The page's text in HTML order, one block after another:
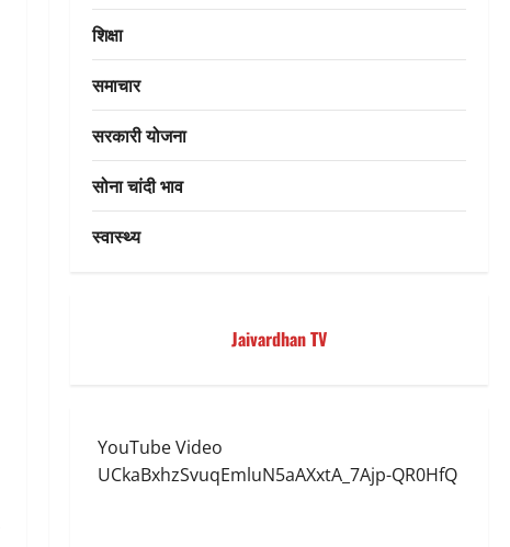
शिक्षा
समाचार
सरकारी योजना
सोना चांदी भाव
स्वास्थ्य
Jaivardhan TV
YouTube Video
UCkaBxhzSvuqEmluN5aAXxtA_7Ajp-QR0HfQ